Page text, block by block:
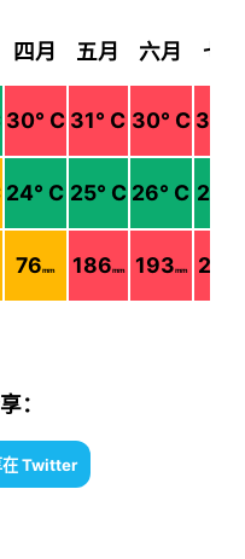
四月 五月 六月 七
30° C 31° C 30° C 30
24° C 25° C 26° C 25
76mm 186mm 193mm 245
：
在 Twitter